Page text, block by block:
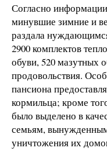
Согласно
минувшие зимние и
раздала
2900 комплектов
обуви, 520 мазутных
продовольствия.
пансиона
кормильца; кроме
было выделено в
семьям,
уничтожения их